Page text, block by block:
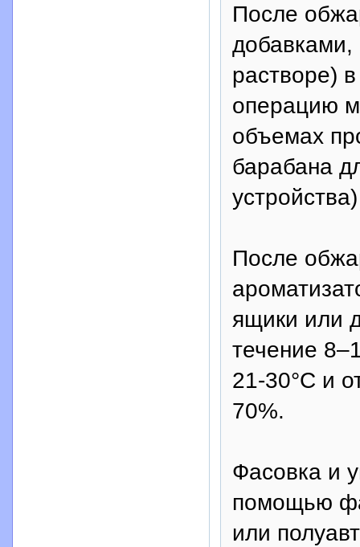
После
добавками,
растворе)
операцию
объемах
барабана
После
ящики или
течение
21-30°С и
70%.
Фасовка и
помощью
или